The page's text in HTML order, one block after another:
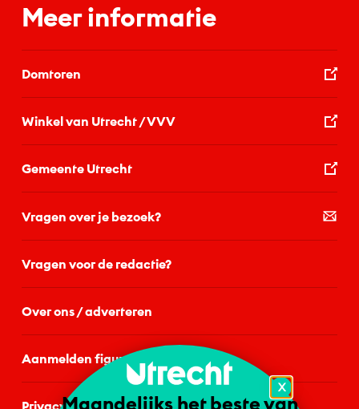
Meer informatie
Domtoren
Winkel van Utrecht / VVV
Gemeente Utrecht
Vragen over je bezoek?
Vragen voor de redactie?
Over ons / adverteren
Aanmelden figurant
Privacystatement
X
Maandelijks het beste van